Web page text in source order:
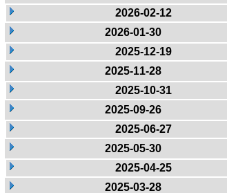
2026-02-12
2026-01-30
2025-12-19
2025-11-28
2025-10-31
2025-09-26
2025-06-27
2025-05-30
2025-04-25
2025-03-28